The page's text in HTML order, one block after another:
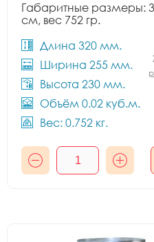
Габаритные размеры:
см, вес 752 гр.
Длина 320 мм.
Ширина 255 мм.
Высота 230 мм.
Объём 0.02 куб.м.
Вес: 0.752 кг.